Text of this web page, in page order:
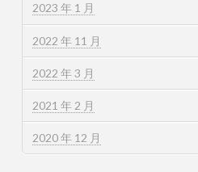
2023 年 1 月
2022 年 11 月
2022 年 3 月
2021 年 2 月
2020 年 12 月